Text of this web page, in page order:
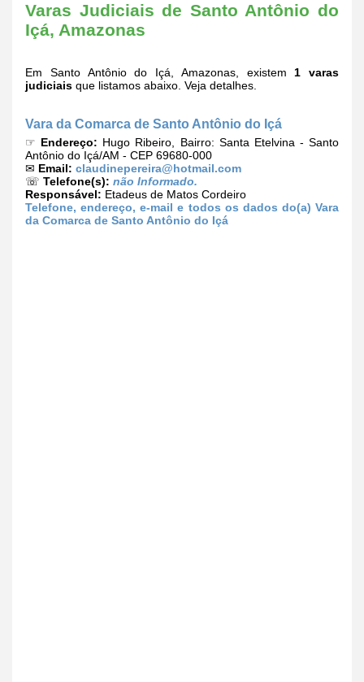
Varas Judiciais de Santo Antônio do
Içá, Amazonas
Em Santo Antônio do Içá, Amazonas, existem 1 varas
judiciais que listamos abaixo. Veja detalhes.
Vara da Comarca de Santo Antônio do Içá
☞ Endereço: Hugo Ribeiro, Bairro: Santa Etelvina - Santo
Antônio do Içá/AM - CEP 69680-000
✉ Email: claudinepereira@hotmail.com
☏ Telefone(s): não Informado.
Responsável: Etadeus de Matos Cordeiro
Telefone, endereço, e-mail e todos os dados do(a) Vara
da Comarca de Santo Antônio do Içá